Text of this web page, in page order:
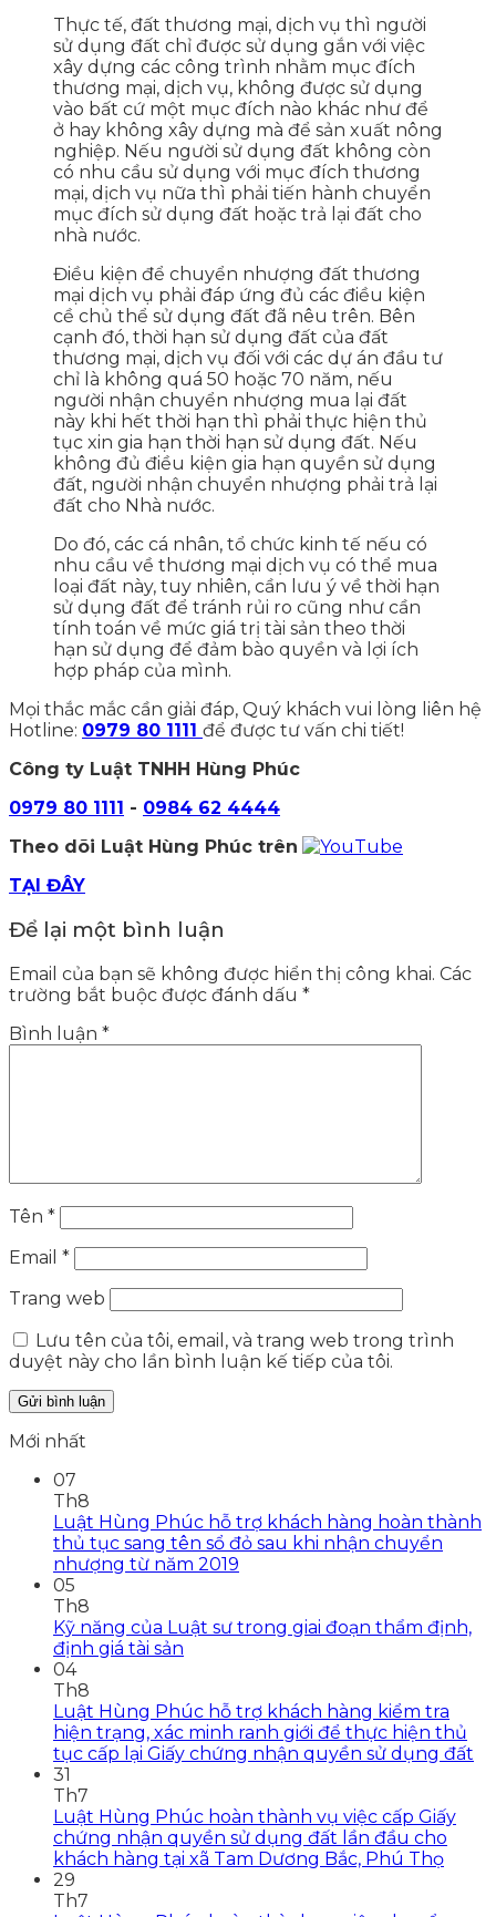
Thực tế, đất thương mại, dịch vụ thì người
sử dụng đất chỉ được sử dụng gắn với việc
xây dựng các công trình nhằm mục đích
thương mại, dịch vụ, không được sử dụng
vào bất cứ một mục đích nào khác như để
ở hay không xây dựng mà để sản xuất nông
nghiệp. Nếu người sử dụng đất không còn
có nhu cầu sử dụng với mục đích thương
mại, dịch vụ nữa thì phải tiến hành chuyển
mục đích sử dụng đất hoặc trả lại đất cho
nhà nước.
Điều kiện để chuyển nhượng đất thương
mại dịch vụ phải đáp ứng đủ các điều kiện
cề chủ thể sử dụng đất đã nêu trên. Bên
cạnh đó, thời hạn sử dụng đất của đất
thương mại, dịch vụ đối với các dự án đầu tư
chỉ là không quá 50 hoặc 70 năm, nếu
người nhận chuyển nhượng mua lại đất
này khi hết thời hạn thì phải thực hiện thủ
tục xin gia hạn thời hạn sử dụng đất. Nếu
không đủ điều kiện gia hạn quyền sử dụng
đất, người nhận chuyển nhượng phải trả lại
đất cho Nhà nước.
Do đó, các cá nhân, tổ chức kinh tế nếu có
nhu cầu về thương mại dịch vụ có thể mua
loại đất này, tuy nhiên, cần lưu ý về thời hạn
sử dụng đất để tránh rủi ro cũng như cần
tính toán về mức giá trị tài sản theo thời
hạn sử dụng để đảm bào quyền và lợi ích
hợp pháp của mình.
Mọi thắc mắc cần giải đáp, Quý khách vui lòng liên hệ
Hotline: 0979 80 1111 để được tư vấn chi tiết!
Công ty Luật TNHH Hùng Phúc
0979 80 1111 - 0984 62 4444
Theo dõi Luật Hùng Phúc trên
TẠI ĐÂY
Để lại một bình luận
Email của bạn sẽ không được hiển thị công khai. Các
trường bắt buộc được đánh dấu *
Bình luận *
Tên *
Email *
Trang web
Lưu tên của tôi, email, và trang web trong trình
duyệt này cho lần bình luận kế tiếp của tôi.
Mới nhất
07
Th8
Luật Hùng Phúc hỗ trợ khách hàng hoàn thành
thủ tục sang tên sổ đỏ sau khi nhận chuyển
nhượng từ năm 2019
05
Th8
Kỹ năng của Luật sư trong giai đoạn thẩm định,
định giá tài sản
04
Th8
Luật Hùng Phúc hỗ trợ khách hàng kiểm tra
hiện trạng, xác minh ranh giới để thực hiện thủ
tục cấp lại Giấy chứng nhận quyền sử dụng đất
31
Th7
Luật Hùng Phúc hoàn thành vụ việc cấp Giấy
chứng nhận quyền sử dụng đất lần đầu cho
khách hàng tại xã Tam Dương Bắc, Phú Thọ
29
Th7